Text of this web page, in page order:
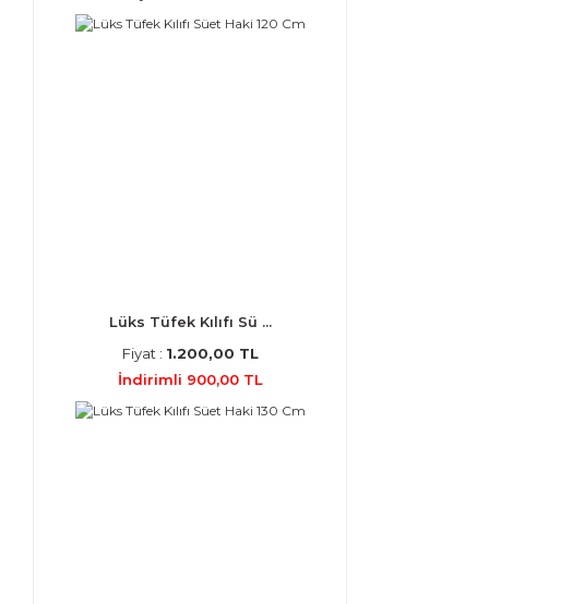
Lüks Tüfek Kılıfı Sü ...
Fiyat : 1.200,00 TL
İndirimli 900,00 TL